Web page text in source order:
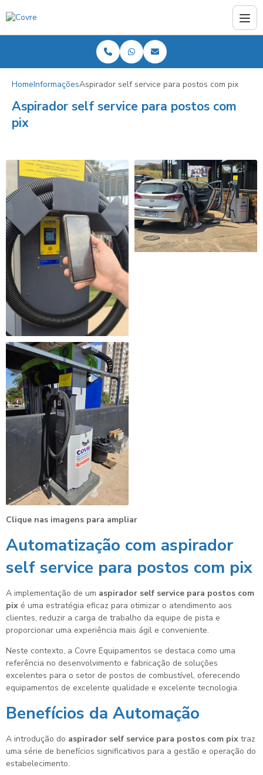
HomeInformaçõesAspirador self service para postos com pix
Aspirador self service para postos com
pix
Clique nas imagens para ampliar
Automatização com aspirador
self service para postos com pix
A implementação de um aspirador self service para postos com
pix é uma estratégia eficaz para otimizar o atendimento aos
clientes, reduzir a carga de trabalho da equipe de pista e
proporcionar uma experiência mais ágil e conveniente.
Neste contexto, a Covre Equipamentos se destaca como uma
referência no desenvolvimento e fabricação de soluções
excelentes para o setor de postos de combustível, oferecendo
equipamentos de excelente qualidade e excelente tecnologia.
Benefícios da Automação
A introdução do aspirador self service para postos com pix traz
uma série de benefícios significativos para a gestão e operação do
estabelecimento.